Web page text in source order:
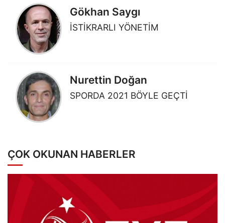
Gökhan Saygı
İSTİKRARLI YÖNETİM
Nurettin Doğan
SPORDA 2021 BÖYLE GEÇTİ
ÇOK OKUNAN HABERLER